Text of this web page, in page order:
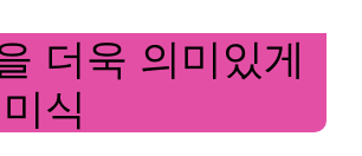
더욱 의미있게
식